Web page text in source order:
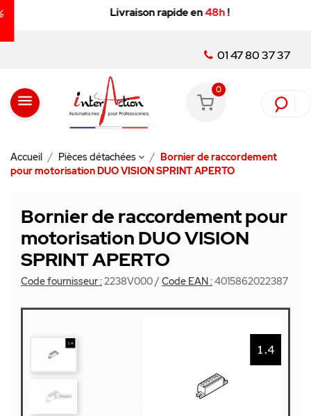
Livraison rapide en48h!
01 47 80 37 37
menu
0
Accueil Pièces détachées
Bornier de raccordement
pour motorisation DUO VISION SPRINT APERTO
Bornier de raccordement pour
motorisation DUO VISION
SPRINT APERTO
Code fournisseur :2238V000/ Code EAN :4015862022387